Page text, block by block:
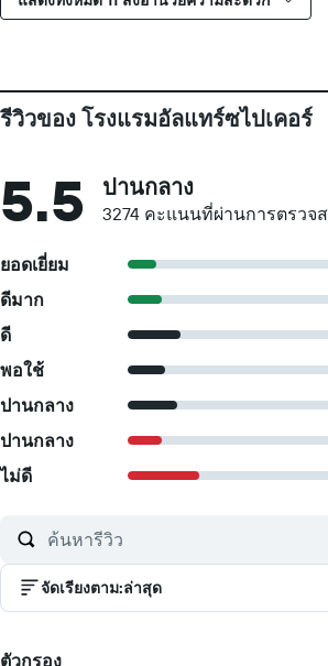
รีวิวของ โรงแรมอัลแทร์ซไปเคอร์
5.5 ปานกลาง
3274 คะแนนที่ผ่านการตรวจ
ยอดเยี่ยม
ดีมาก
ดี
พอใช้
ปานกลาง
ปานกลาง
ไม่ดี
จัดเรียงตาม:ล่าสุด
ตัวกรอง